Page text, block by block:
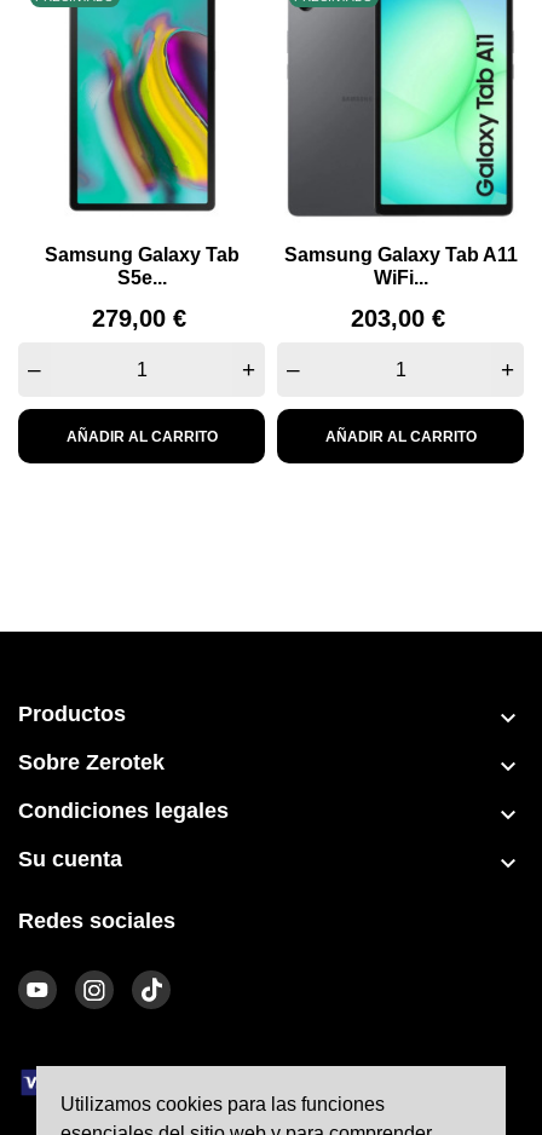
Utilizamos cookies para las funciones
Samsung Galaxy Tab
S5e...
Precio
279,00 €
– +
AÑADIR AL CARRITO
Samsung Galaxy Tab A11
WiFi...
Precio
203,00 €
– +
AÑADIR AL CARRITO
Productos 
Sobre Zerotek 
Condiciones legales 
Su cuenta 
Redes sociales